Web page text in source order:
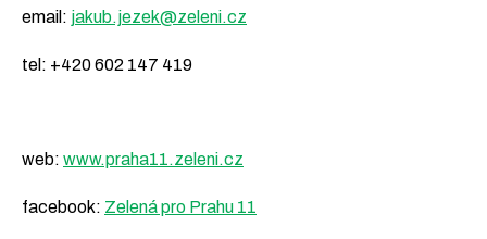
email: jakub.jezek@zeleni.cz
tel: +420 602 147 419
web: www.praha11.zeleni.cz
facebook: Zelená pro Prahu 11